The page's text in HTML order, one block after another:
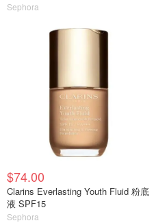
Sephora
$74.00
Clarins Everlasting Youth Fluid 粉底
液 SPF15
Sephora